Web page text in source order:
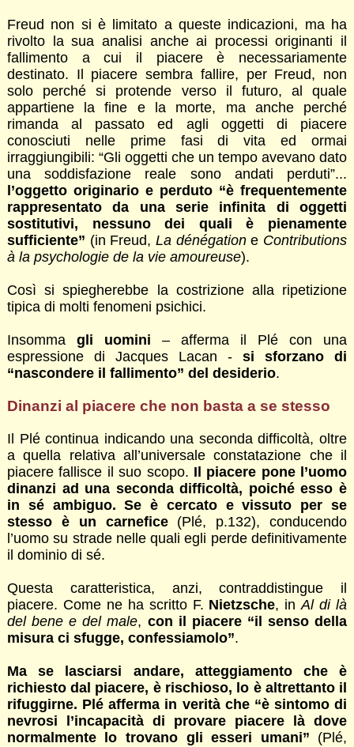
Freud non si è limitato a queste indicazioni, ma ha
rivolto la sua analisi anche ai processi originanti il
fallimento a cui il piacere è necessariamente
destinato. Il piacere sembra fallire, per Freud, non
solo perché si protende verso il futuro, al quale
appartiene la fine e la morte, ma anche perché
rimanda al passato ed agli oggetti di piacere
conosciuti nelle prime fasi di vita ed ormai
irraggiungibili: “Gli oggetti che un tempo avevano dato
una soddisfazione reale sono andati perduti”...
l’oggetto originario e perduto “è frequentemente
rappresentato da una serie infinita di oggetti
sostitutivi, nessuno dei quali è pienamente
sufficiente” (in Freud, La dénégatione Contributions
à la psychologie de la vie amoureuse).
Così si spiegherebbe la costrizione alla ripetizione
tipica di molti fenomeni psichici.
Insomma gli uomini – afferma il Plé con una
espressione di Jacques Lacan -si sforzano di
“nascondere il fallimento” del desiderio.
Dinanzi al piacere che non basta a se stesso
Il Plé continua indicando una seconda difficoltà, oltre
a quella relativa all’universale constatazione che il
piacere fallisce il suo scopo. Il piacere pone l’uomo
dinanzi ad una seconda difficoltà, poiché esso è
in sé ambiguo. Se è cercato e vissuto per se
stesso è un carnefice(Plé, p.132), conducendo
l’uomo su strade nelle quali egli perde definitivamente
il dominio di sé.
Questa caratteristica, anzi, contraddistingue il
piacere. Come ne ha scritto F. Nietzsche, inAl di là
del bene e del male, con il piacere “il senso della
misura ci sfugge, confessiamolo”.
Ma se lasciarsi andare, atteggiamento che è
richiesto dal piacere, è rischioso, lo è altrettanto il
rifuggirne. Plé afferma in verità che “è sintomo di
nevrosi l’incapacità di provare piacere là dove
normalmente lo trovano gli esseri umani” (Plé,